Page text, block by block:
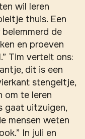
wil leren
thuis. Een
de
en proeven
Tim vertelt ons:
dit is een
stengeltje,
om te leren
gaat uitzuigen,
mensen weten
In juli en